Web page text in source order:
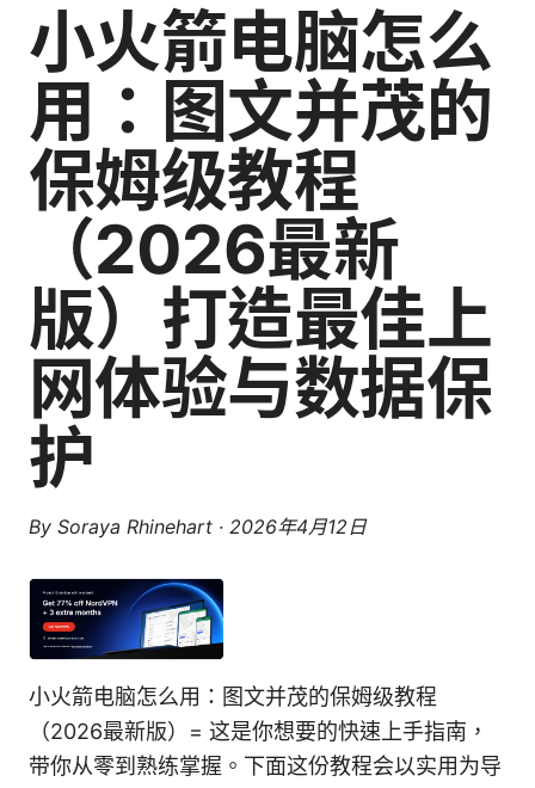
小火箭电脑怎么
用：图文并茂的
保姆级教程
（2026最新
版）打造最佳上
网体验与数据保
护
By Soraya Rhinehart · 2026年4月12日
小火箭电脑怎么用：图文并茂的保姆级教程
（2026最新版）= 这是你想要的快速上手指南，
带你从零到熟练掌握。下面这份教程会以实用为导